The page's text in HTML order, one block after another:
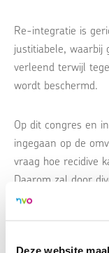
Deze website
Re-integratie is
justitiabele, waarbij
verleend terwijl
wordt beschermd.
Op dit congres en
ingegaan op de
vraag hoe recidive
Daarom zal door
auteurs worden